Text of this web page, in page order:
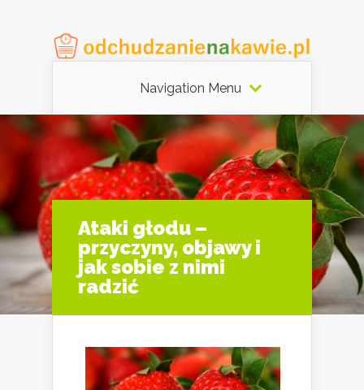
Navigation Menu
Ataki głodu –
przyczyny, objawy i
jak sobie z nimi
radzić